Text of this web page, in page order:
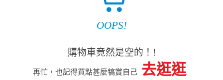
OOPS!
購物車竟然是空的！!
再忙，也記得買點甚麼犒賞自己 去逛逛